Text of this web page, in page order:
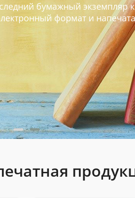
бумажный экземпляр
формат и